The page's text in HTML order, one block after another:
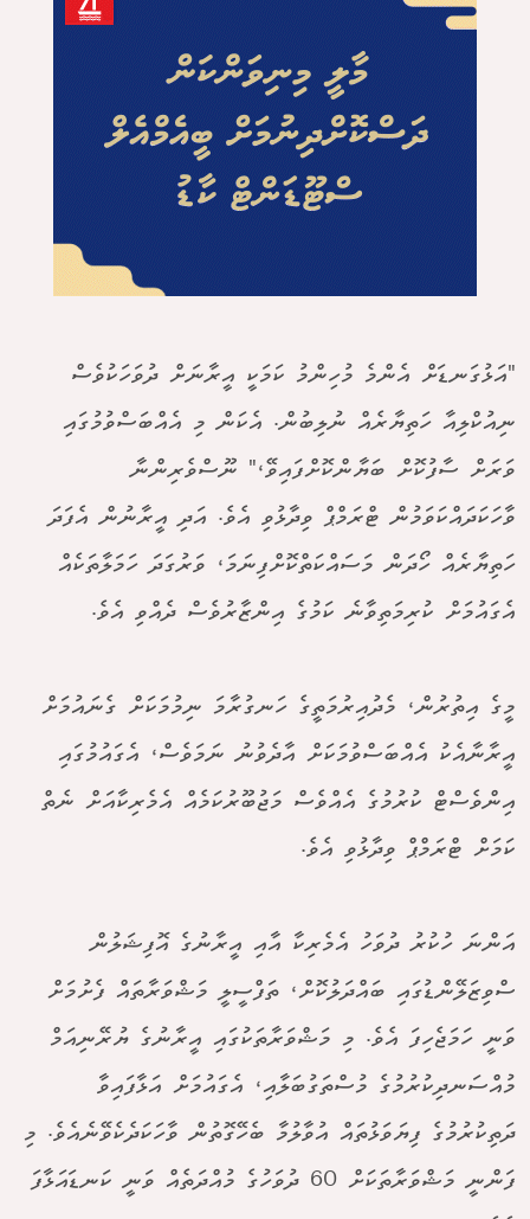
"އަޅުގަނޑަށް އެންމެ މުހިންމު ކަމަކީ އީރާނަށް ދުވަހަކުވެސް
ނިއުކްލިއާ ހަތިޔާރެއް ނުލިބުން. އެކަން މި އެއްބަސްވުމުގައި
ވަރަށް ސާފުކޮށް ބަޔާންކޮށްފައިވޭ،" ނޫސްވެރިންނާ
ވާހަކަދައްކަވަމުން ޓްރަމްޕް ވިދާޅުވި އެވެ. އަދި އީރާނުން އެފަދަ
ހަތިޔާރެއް ހޯދަން މަސައްކަތްކޮށްފިނަމަ، ވަރުގަދަ ހަމަލާތަކެއް
އެގައުމަށް ކުރިމަތިވާނެ ކަމުގެ އިންޒާރުވެސް ދެއްވި އެވެ.
މީގެ އިތުރުން، މެދުއިރުމަތީގެ ހަނގުރާމަ ނިމުމަކަށް ގެނައުމަށް
އީރާނާއެކު އެއްބަސްވުމަކަށް އާދެވުނު ނަމަވެސް، އެގައުމުގައި
އިންވެސްޓް ކުރުމުގެ އެއްވެސް މަޖުބޫރުކަމެއް އެމެރިކާއަށް ނެތް
ކަމަށް ޓްރަމްޕް ވިދާޅުވި އެވެ.
އަންނަ ހުކުރު ދުވަހު އެމެރިކާ އާއި އީރާނުގެ އޮފިޝަލުން
ސްވިޒަލޭންޑުގައި ބައްދަލުކޮށް، ތަފްސީލީ މަޝްވަރާތައް ފެށުމަށް
ވަނީ ހަމަޖެހިފަ އެވެ. މި މަޝްވަރާތަކުގައި އީރާނުގެ ޔުރޭނިއަމް
މުއްސަނދިކުރުމުގެ މުސްތަގުބަލާއި، އެގައުމަށް އަޅާފައިވާ
ދަތިކުރުމުގެ ފިޔަވަޅުތައް އުވާލުމާ ބެހޭގޮތުން ވާހަކަދެކެވޭނެއެވެ. މި
ފަންނީ މަޝްވަރާތަކަށް 60 ދުވަހުގެ މުއްދަތެއް ވަނީ ކަނޑައަޅާފަ